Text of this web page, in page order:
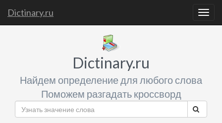
Dictinary.ru
Dictinary.ru
Найдем определение для любого слова
Поможем разгадать кроссворд